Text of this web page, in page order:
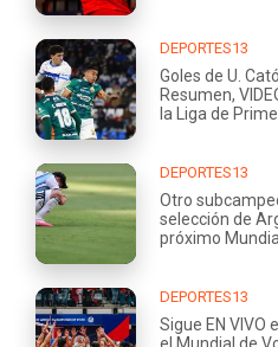
DEPORTES13
Goles de U.
Resumen,
la Liga de
DEPORTES13
Otro
selección de
próximo
DEPORTES13
Sigue EN VIVO
el Mundial de